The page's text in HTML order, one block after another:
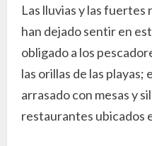
Las lluvias y las fuertes
han dejado sentir en
obligado a los
las orillas de las playas;
arrasado con mesas y
restaurantes ubicados